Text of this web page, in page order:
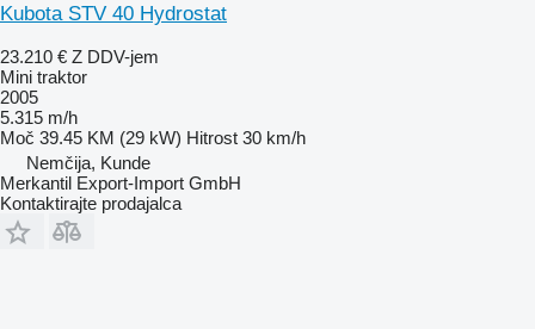
Kubota STV 40 Hydrostat
23.210 € Z DDV-jem
Mini traktor
2005
5.315 m/h
Moč 39.45 KM (29 kW) Hitrost 30 km/h
Nemčija, Kunde
Merkantil Export-Import GmbH
Kontaktirajte prodajalca